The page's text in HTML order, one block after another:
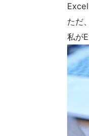
ただ
私が